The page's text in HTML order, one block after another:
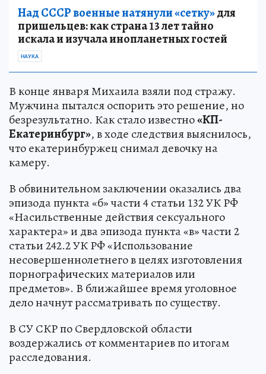
Над СССР военные натянули «сетку»для
пришельцев: как страна 13 лет тайно
искала и изучала инопланетных гостей
НАУКА
В конце января Михаила взяли под стражу.
Мужчина пытался оспорить это решение, но
безрезультатно. Как стало известно«КП-
Екатеринбург», в ходе следствия выяснилось,
что екатеринбуржец снимал девочку на
камеру.
В обвинительном заключении оказались два
эпизода пункта «б» части 4 статьи 132 УК РФ
«Насильственные действия сексуального
характера» и два эпизода пункта «в» части 2
статьи 242.2 УК РФ «Использование
несовершеннолетнего в целях изготовления
порнографических материалов или
предметов». В ближайшее время уголовное
дело начнут рассматривать по существу.
В СУ СКР по Свердловской области
воздержались от комментариев по итогам
расследования.